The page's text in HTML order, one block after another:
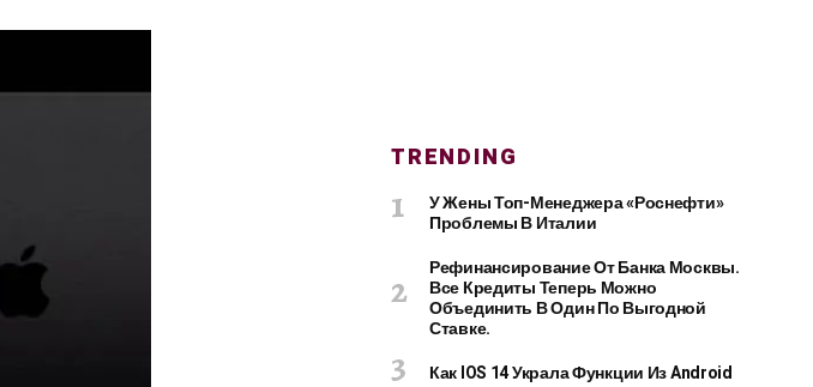
TRENDING
У Жены Топ-Менеджера «Роснефти»
Проблемы В Италии
Рефинансирование От Банка Москвы.
Все Кредиты Теперь Можно
Объединить В Один По Выгодной
Ставке.
Как IOS 14 Украла Функции Из Android